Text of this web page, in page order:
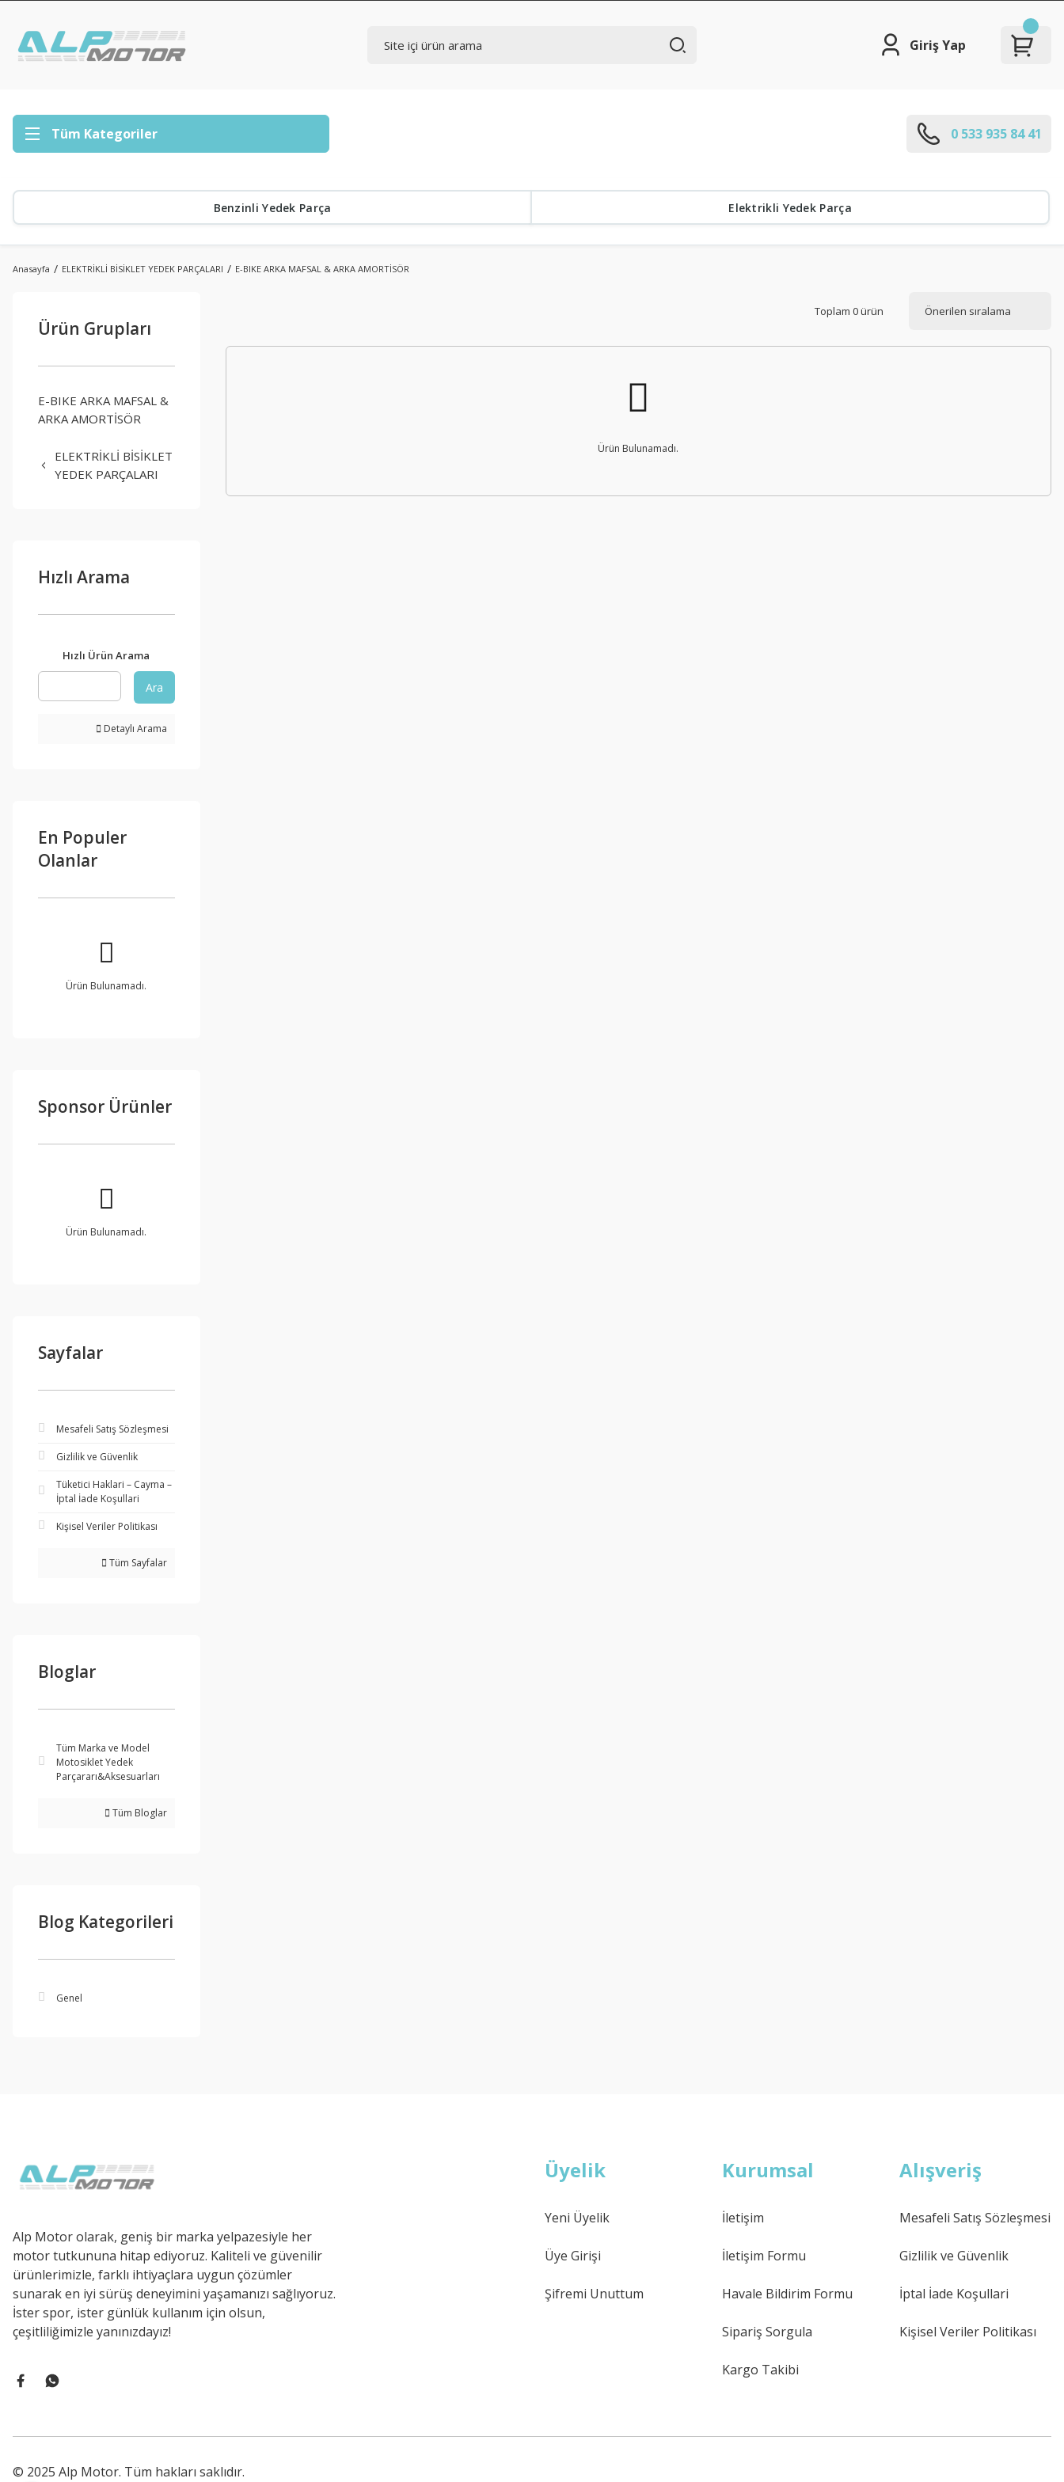
Giriş Yap
Tüm Kategoriler 0 533 935 84 41
Benzinli Yedek Parça Elektrikli Yedek Parça
Anasayfa ELEKTRİKLİ BİSİKLET YEDEK PARÇALARI E-BIKE ARKA MAFSAL & ARKA AMORTİSÖR
Ürün Grupları
E-BIKE ARKA MAFSAL &
ARKA AMORTİSÖR
ELEKTRİKLİ BİSİKLET
YEDEK PARÇALARI
Hızlı Arama
Hızlı Ürün Arama
Ara
Detaylı Arama
En Populer
Olanlar
Ürün Bulunamadı.
Sponsor Ürünler
Ürün Bulunamadı.
Sayfalar
Mesafeli Satış Sözleşmesi
Gizlilik ve Güvenlik
Tüketici Haklari – Cayma –
İptal İade Koşullari
Kişisel Veriler Politikası
Tüm Sayfalar
Bloglar
Tüm Marka ve Model
Motosiklet Yedek
Parçararı&Aksesuarları
Tüm Bloglar
Blog Kategorileri
Genel
Toplam 0 ürün
Ürün Bulunamadı.
Alp Motor olarak, geniş bir marka yelpazesiyle her
motor tutkununa hitap ediyoruz. Kaliteli ve güvenilir
ürünlerimizle, farklı ihtiyaçlara uygun çözümler
sunarak en iyi sürüş deneyimini yaşamanızı sağlıyoruz.
İster spor, ister günlük kullanım için olsun,
çeşitliliğimizle yanınızdayız!
Üyelik
Yeni Üyelik
Üye Girişi
Şifremi Unuttum
Kurumsal
İletişim
İletişim Formu
Havale Bildirim Formu
Sipariş Sorgula
Kargo Takibi
Alışveriş
Mesafeli Satış Sözleşmesi
Gizlilik ve Güvenlik
İptal İade Koşullari
Kişisel Veriler Politikası
© 2025 Alp Motor. Tüm hakları saklıdır.